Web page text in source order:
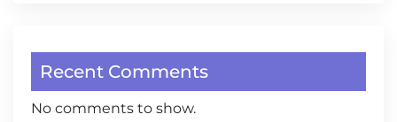
Recent Comments
No comments to show.